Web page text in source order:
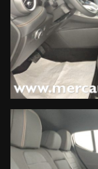
-Ore ufficio: Lun-
Sabato aperto
-Domenica aperto